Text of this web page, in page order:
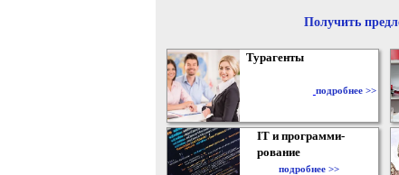
Получить
Турагенты
подробнее >>
IT и программи-
рование
подробнее >>